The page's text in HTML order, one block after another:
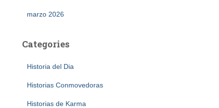
marzo 2026
Categories
Historia del Dia
Historias Conmovedoras
Historias de Karma